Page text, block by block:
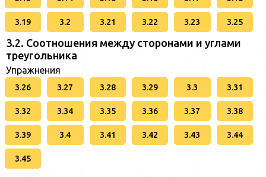
3.19 3.2 3.21 3.22 3.23 3.25
3.2. Соотношения между сторонами и углами
треугольника
Упражнения
3.26 3.27 3.28 3.29 3.3 3.31
3.32 3.34 3.35 3.36 3.37 3.38
3.39 3.4 3.41 3.42 3.43 3.44
3.45